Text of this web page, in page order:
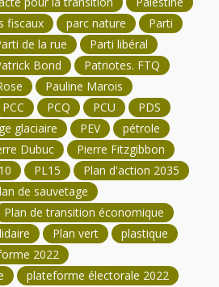
fiscaux parc nature
Parti
de la rue
Parti libéral
Bond
Patriotes. FTQ
Pauline Marois
PCC PCQ PCU
PDS
glaciaire PEV
pétrole
Dubuc
Pierre Fitzgibbon
PL15
Plan d'action 2035
de sauvetage
Plan de transition économique
Plan vert
plastique
2022
plateforme électorale 2022